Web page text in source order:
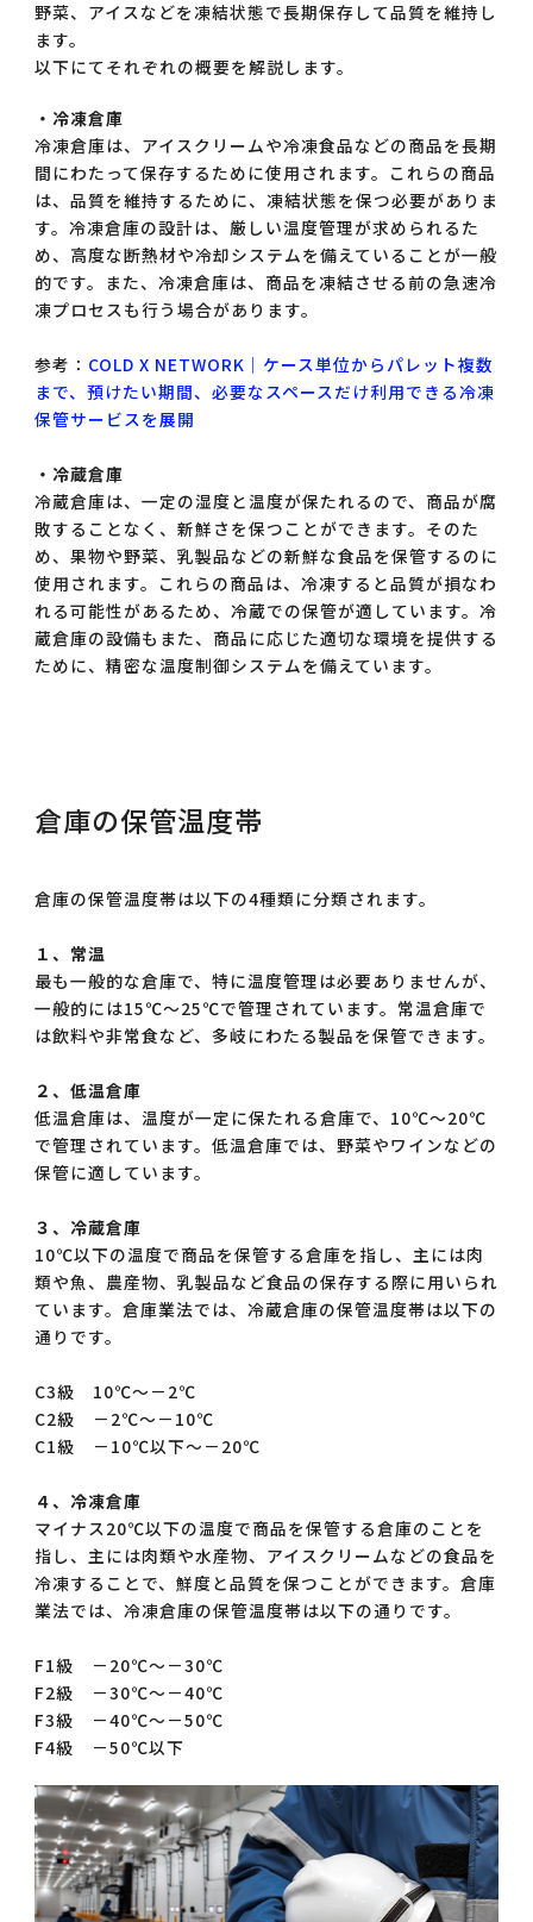
野菜、アイスなどを凍結状態で長期保存して品質を維持し
ます。
以下にてそれぞれの概要を解説します。
・冷凍倉庫
冷凍倉庫は、アイスクリームや冷凍食品などの商品を長期
間にわたって保存するために使用されます。これらの商品
は、品質を維持するために、凍結状態を保つ必要がありま
す。冷凍倉庫の設計は、厳しい温度管理が求められるた
め、高度な断熱材や冷却システムを備えていることが一般
的です。また、冷凍倉庫は、商品を凍結させる前の急速冷
凍プロセスも行う場合があります。
参考： COLD X NETWORK｜ケース単位からパレット複数
まで、預けたい期間、必要なスペースだけ利用できる冷凍
保管サービスを展開
・冷蔵倉庫
冷蔵倉庫は、一定の湿度と温度が保たれるので、商品が腐
敗することなく、新鮮さを保つことができます。そのた
め、果物や野菜、乳製品などの新鮮な食品を保管するのに
使用されます。これらの商品は、冷凍すると品質が損なわ
れる可能性があるため、冷蔵での保管が適しています。冷
蔵倉庫の設備もまた、商品に応じた適切な環境を提供する
ために、精密な温度制御システムを備えています。
倉庫の保管温度帯
倉庫の保管温度帯は以下の4種類に分類されます。
１、常温
最も一般的な倉庫で、特に温度管理は必要ありませんが、
一般的には15℃～25℃で管理されています。常温倉庫で
は飲料や非常食など、多岐にわたる製品を保管できます。
２、低温倉庫
低温倉庫は、温度が一定に保たれる倉庫で、10℃〜20℃
で管理されています。低温倉庫では、野菜やワインなどの
保管に適しています。
３、冷蔵倉庫
10℃以下の温度で商品を保管する倉庫を指し、主には肉
類や魚、農産物、乳製品など食品の保存する際に用いられ
ています。倉庫業法では、冷蔵倉庫の保管温度帯は以下の
通りです。
C3級 10℃～－2℃
C2級 －2℃～－10℃
C1級 －10℃以下～－20℃
４、冷凍倉庫
マイナス20℃以下の温度で商品を保管する倉庫のことを
指し、主には肉類や水産物、アイスクリームなどの食品を
冷凍することで、鮮度と品質を保つことができます。倉庫
業法では、冷凍倉庫の保管温度帯は以下の通りです。
F1級 －20℃～－30℃
F2級 －30℃～－40℃
F3級 －40℃～－50℃
F4級 －50℃以下